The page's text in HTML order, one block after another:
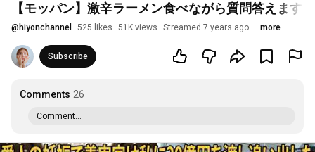
【モッパン】激辛ラーメン食べながら質問答えま
@ hiyonchannel 525 likes 51K views Streamed 7 years ago more
Subscribe
Comments 26
Comment...